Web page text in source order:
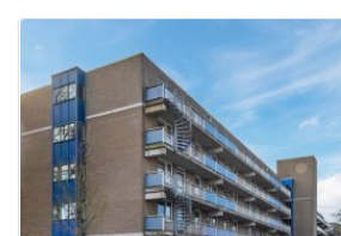
Deze woning
is
waarschijnlijk
al verhuurd
Om kans te
maken moet je
binnen 15
Stekkies helpt
je hierbij!